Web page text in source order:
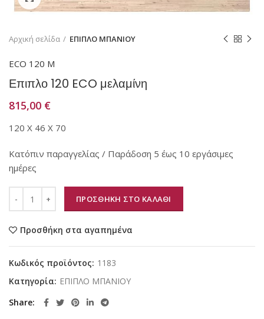
Αρχική σελίδα ΕΠΙΠΛΟ ΜΠΑΝΙΟΥ
ECO 120 Μ
Επιπλο 120 ECO μελαμίνη
815,00 €
120 Χ 46 Χ 70
Κατόπιν παραγγελίας / Παράδοση 5 έως 10 εργάσιμες
ημέρες
ΠΡΟΣΘΗΚΗ ΣΤΟ ΚΑΛΑΘΙ
Προσθήκη στα αγαπημένα
Κωδικός προϊόντος: 1183
Κατηγορία: ΕΠΙΠΛΟ ΜΠΑΝΙΟΥ
Share